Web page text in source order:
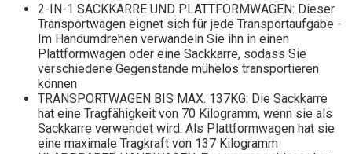
2-IN-1 SACKKARRE UND PLATTFORMWAGEN: Dieser
Transportwagen eignet sich für jede Transportaufgabe -
Im Handumdrehen verwandeln Sie ihn in einen
Plattformwagen oder eine Sackkarre, sodass Sie
verschiedene Gegenstände mühelos transportieren
können
TRANSPORTWAGEN BIS MAX. 137KG: Die Sackkarre
hat eine Tragfähigkeit von 70 Kilogramm, wenn sie als
Sackkarre verwendet wird. Als Plattformwagen hat sie
eine maximale Tragkraft von 137 Kilogramm